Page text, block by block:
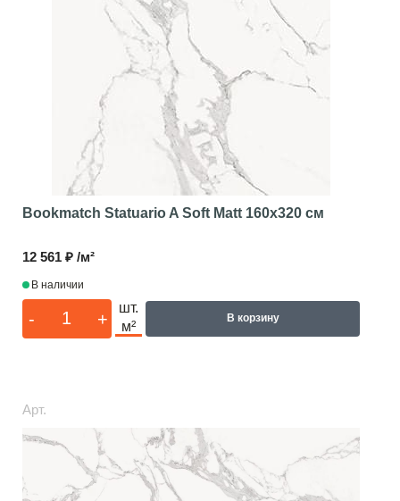
Bookmatch Statuario A Soft Matt 160x320 см
12 561 ₽ /м²
В наличии
- +
шт.
м²
В корзину
Арт.